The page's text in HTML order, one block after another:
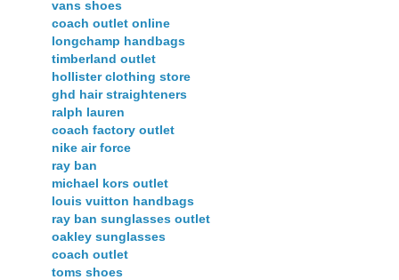
vans shoes
coach outlet online
longchamp handbags
timberland outlet
hollister clothing store
ghd hair straighteners
ralph lauren
coach factory outlet
nike air force
ray ban
michael kors outlet
louis vuitton handbags
ray ban sunglasses outlet
oakley sunglasses
coach outlet
toms shoes